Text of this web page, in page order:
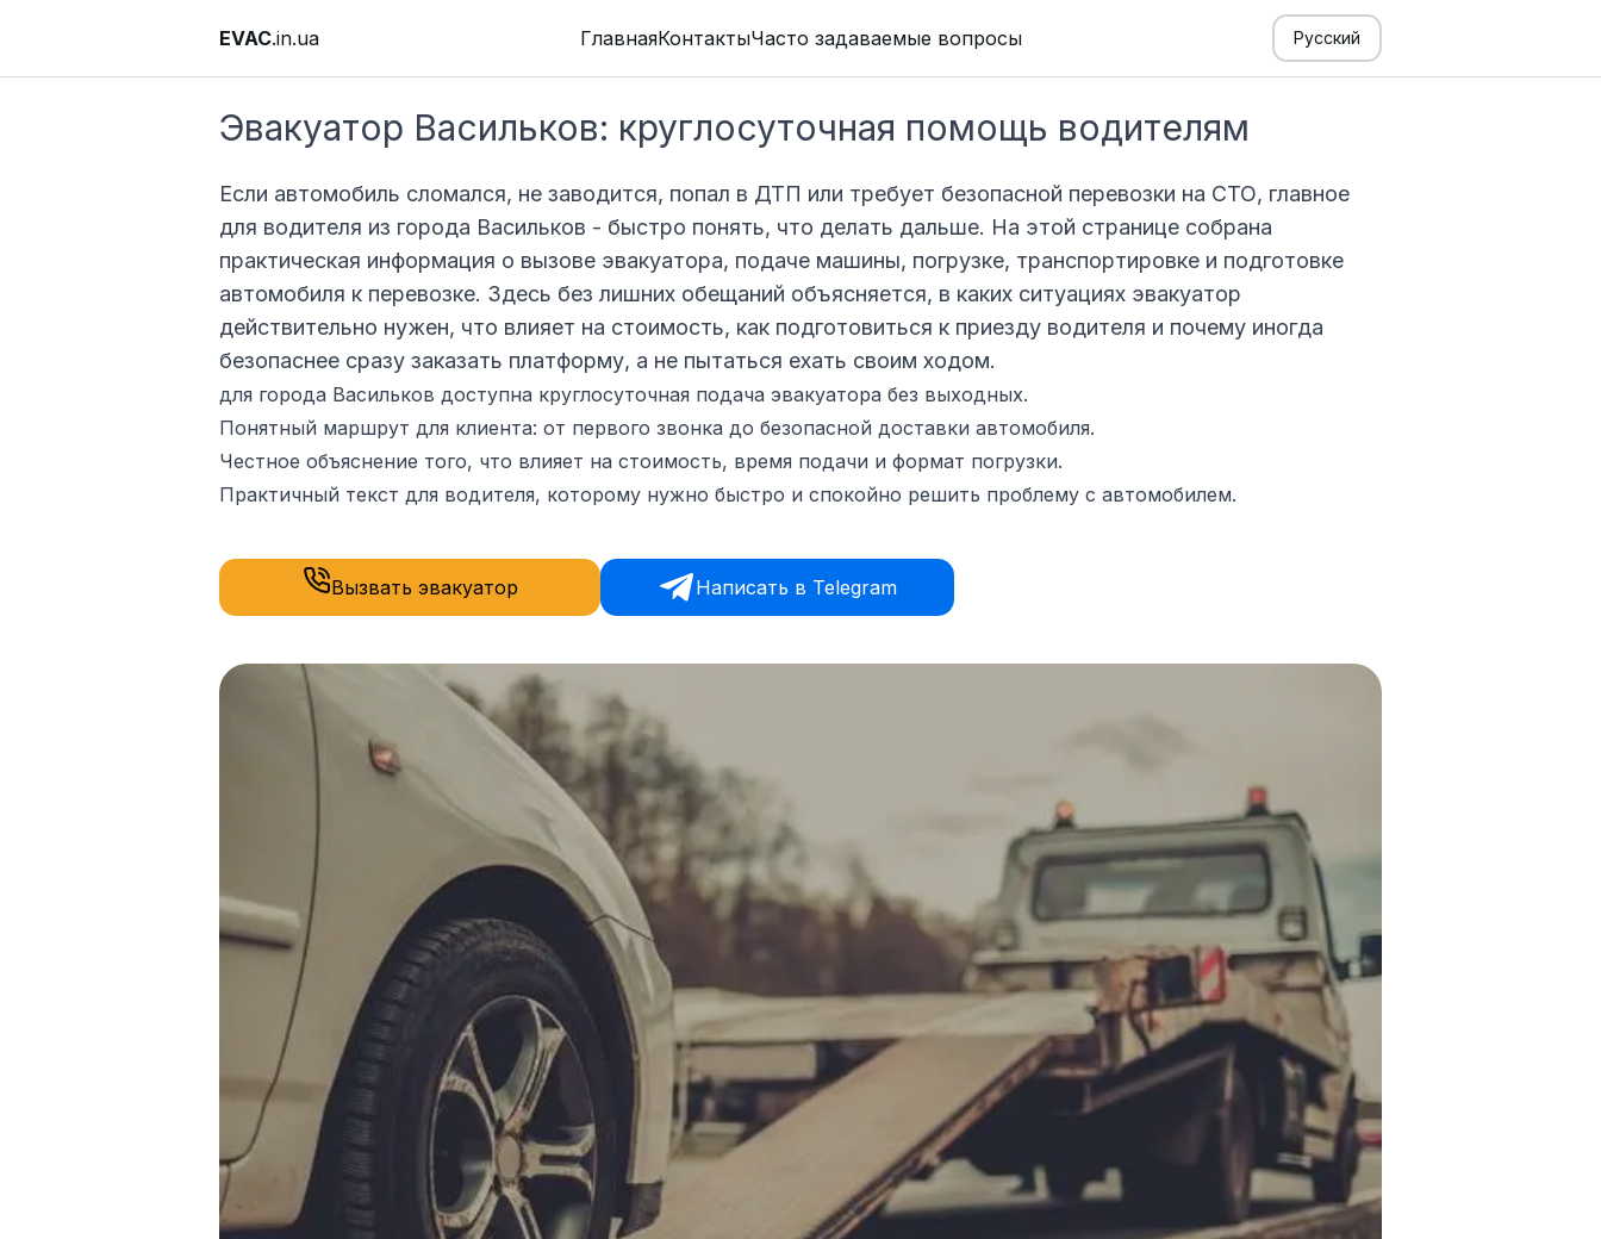
EVAC.in.ua ГлавнаяКонтактыЧасто задаваемые вопросы Русский
Эвакуатор Васильков: круглосуточная помощь водителям
Если автомобиль сломался, не заводится, попал в ДТП или требует безопасной перевозки на СТО, главное
для водителя из города Васильков - быстро понять, что делать дальше. На этой странице собрана
практическая информация о вызове эвакуатора, подаче машины, погрузке, транспортировке и подготовке
автомобиля к перевозке. Здесь без лишних обещаний объясняется, в каких ситуациях эвакуатор
действительно нужен, что влияет на стоимость, как подготовиться к приезду водителя и почему иногда
безопаснее сразу заказать платформу, а не пытаться ехать своим ходом.
для города Васильков доступна круглосуточная подача эвакуатора без выходных.
Понятный маршрут для клиента: от первого звонка до безопасной доставки автомобиля.
Честное объяснение того, что влияет на стоимость, время подачи и формат погрузки.
Практичный текст для водителя, которому нужно быстро и спокойно решить проблему с автомобилем.
Вызвать эвакуатор Написать в Telegram